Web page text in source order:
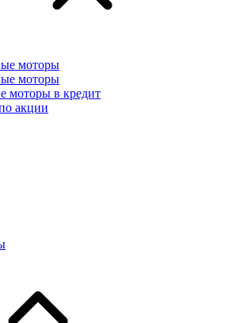
моторы
моторы
моторы в кредит
акции